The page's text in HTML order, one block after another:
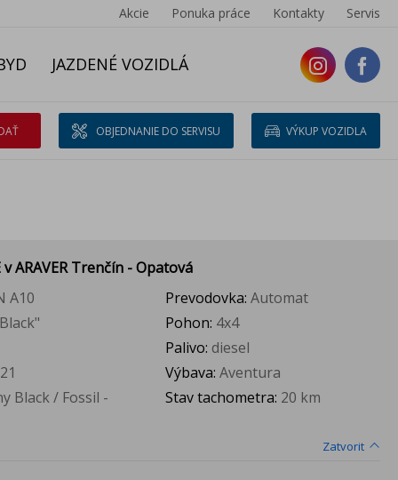
Akcie Ponuka práce Kontakty Servis
JAZDENÉ VOZIDLÁ
OBJEDNANIE DO SERVISU VÝKUP VOZIDLA
v ARAVER Trenčín - Opatová
A10
Prevodovka: Automat
Pohon: 4x4
Palivo: diesel
Black / Fossil -
Výbava: Aventura
Stav tachometra: 20 km
Zatvorit